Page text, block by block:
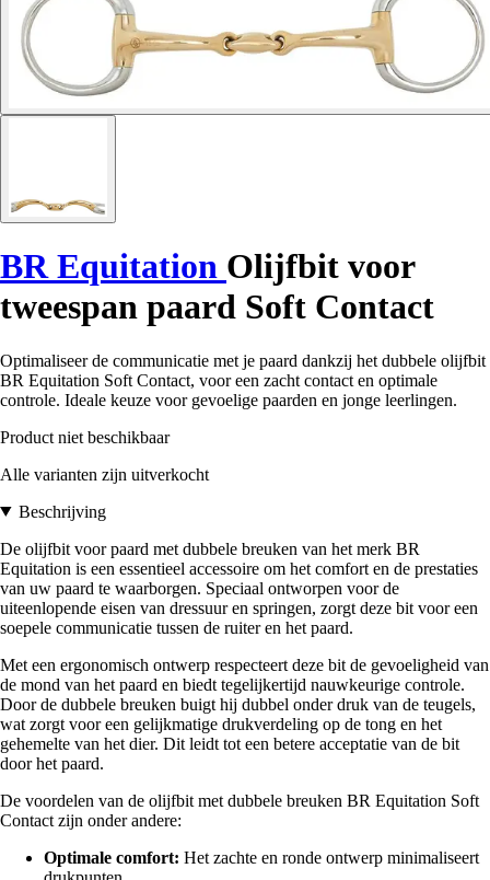
BR Equitation Olijfbit voor
tweespan paard Soft Contact
Optimaliseer de communicatie met je paard dankzij het dubbele olijfbit
BR Equitation Soft Contact, voor een zacht contact en optimale
controle. Ideale keuze voor gevoelige paarden en jonge leerlingen.
Product niet beschikbaar
Alle varianten zijn uitverkocht
Beschrijving
De olijfbit voor paard met dubbele breuken van het merk BR
Equitation is een essentieel accessoire om het comfort en de prestaties
van uw paard te waarborgen. Speciaal ontworpen voor de
uiteenlopende eisen van dressuur en springen, zorgt deze bit voor een
soepele communicatie tussen de ruiter en het paard.
Met een ergonomisch ontwerp respecteert deze bit de gevoeligheid van
de mond van het paard en biedt tegelijkertijd nauwkeurige controle.
Door de dubbele breuken buigt hij dubbel onder druk van de teugels,
wat zorgt voor een gelijkmatige drukverdeling op de tong en het
gehemelte van het dier. Dit leidt tot een betere acceptatie van de bit
door het paard.
De voordelen van de olijfbit met dubbele breuken BR Equitation Soft
Contact zijn onder andere:
Optimale comfort: Het zachte en ronde ontwerp minimaliseert